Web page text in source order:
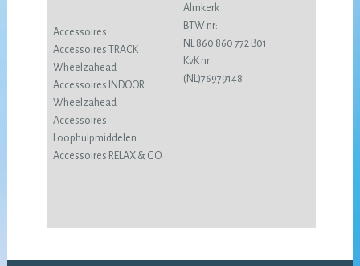
Accessoires
Accessoires TRACK
Wheelzahead
Accessoires INDOOR
Wheelzahead
Accessoires
Loophulpmiddelen
Accessoires RELAX & GO
Almkerk
BTW nr:
NL 860 860 772 B01
KvK nr:
(NL)76979148